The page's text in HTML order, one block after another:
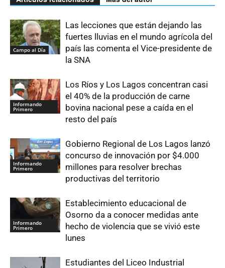
Campo al Día
Las lecciones que están dejando las
fuertes lluvias en el mundo agrícola del
país las comenta el Vice-presidente de
la SNA
Informando
Primero
Los Ríos y Los Lagos concentran casi
el 40% de la producción de carne
bovina nacional pese a caída en el
resto del país
Informando
Primero
Gobierno Regional de Los Lagos lanzó
concurso de innovación por $4.000
millones para resolver brechas
productivas del territorio
Informando
Primero
Establecimiento educacional de
Osorno da a conocer medidas ante
hecho de violencia que se vivió este
lunes
Estudiantes del Liceo Industrial